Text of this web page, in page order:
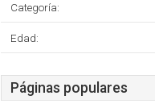
Categoría:
Edad:
Páginas populares